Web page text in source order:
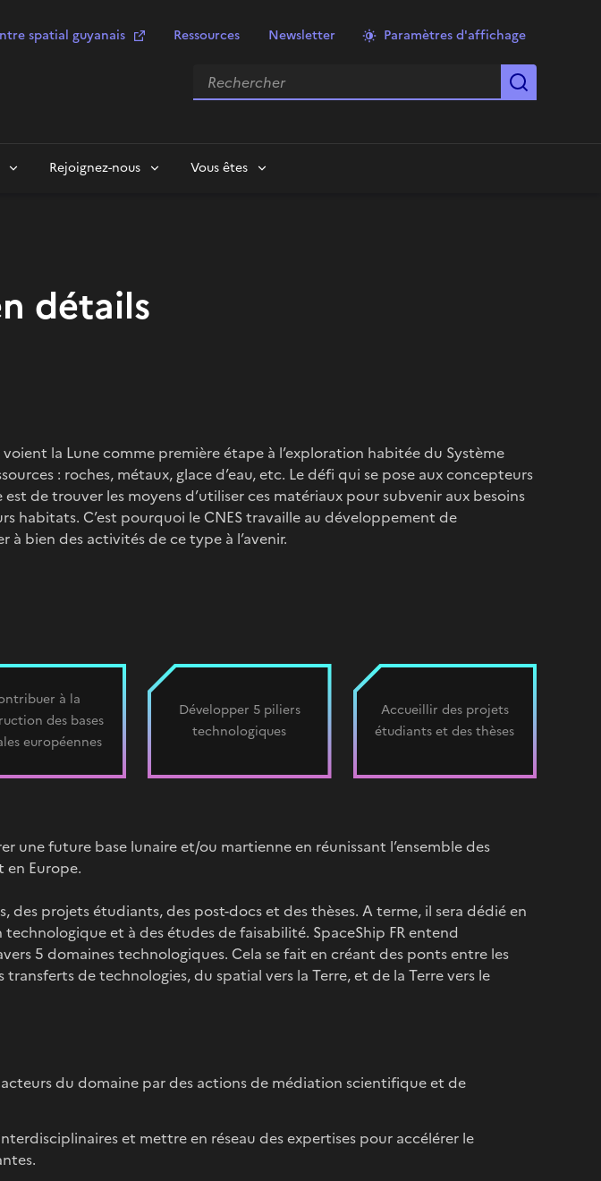
spatial guyanais Ressources Newsletter Paramètres d'affichage
Rechercher
Rejoignez-nous Vous êtes
détails
la Lune comme première étape à l’exploration habitée du Système
: roches, métaux, glace d’eau, etc. Le défi qui se pose aux concepteurs
de trouver les moyens d’utiliser ces matériaux pour subvenir aux besoins
habitats. C’est pourquoi le CNES travaille au développement de
bien des activités de ce type à l’avenir.
à la
des bases
européennes
Développer 5 piliers
technologiques
Accueillir des projets
étudiants et des thèses
une future base lunaire et/ou martienne en réunissant l’ensemble des
en Europe.
des projets étudiants, des post-docs et des thèses. A terme, il sera dédié en
et à des études de faisabilité. SpaceShip FR entend
5 domaines technologiques. Cela se fait en créant des ponts entre les
de technologies, du spatial vers la Terre, et de la Terre vers le
du domaine par des actions de médiation scientifique et de
et mettre en réseau des expertises pour accélérer le